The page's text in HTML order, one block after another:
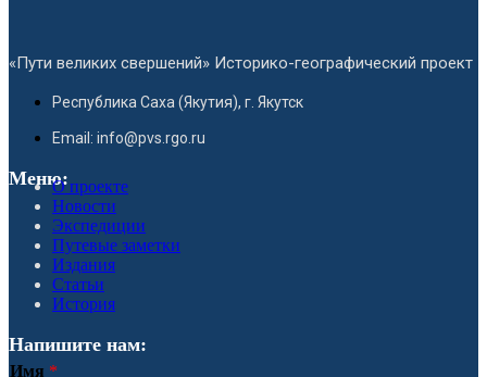
«Пути великих свершений» Историко-географический проект
Республика Саха (Якутия), г. Якутск
Email: info@pvs.rgo.ru
Меню:О проекте
Новости
Экспедиции
Путевые заметки
Издания
Статьи
История
Напишите нам:
Имя *